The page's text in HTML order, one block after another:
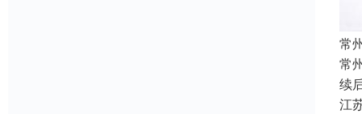
常
常
续
江